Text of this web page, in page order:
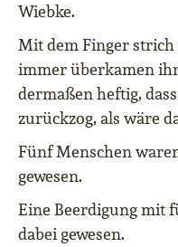
Wiebke.
Mit dem Finger
immer überkamen
dermaßen heftig,
zurückzog, als wäre
Fünf Menschen
gewesen.
Eine Beerdigung mit
dabei gewesen.